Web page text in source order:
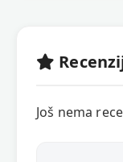
Još nema